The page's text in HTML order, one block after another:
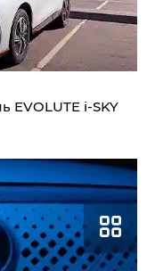
EVOLUTE i‑SKY